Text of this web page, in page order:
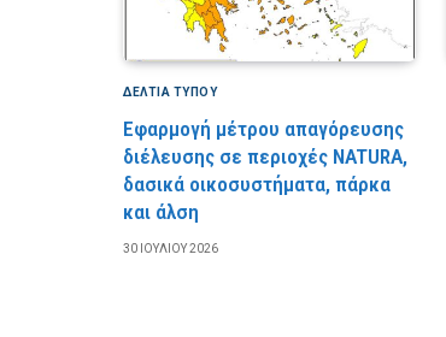
ΔΕΛΤΙΑ ΤΥΠΟΥ
Εφαρμογή μέτρου απαγόρευσης
διέλευσης σε περιοχές NATURA,
δασικά οικοσυστήματα, πάρκα
και άλση
30 ΙΟΥΛΊΟΥ 2026